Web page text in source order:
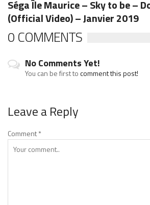
Séga Île Maurice – Sky to be –
(Official Video) – Janvier 2019
0 COMMENTS
No Comments Yet!
You can be first tocomment this post!
Leave a Reply
Comment*